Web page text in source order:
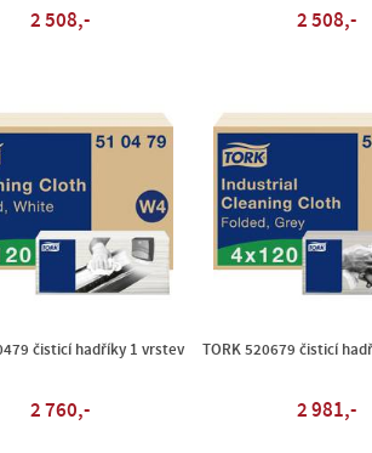
2 508,- 2 508,-
čisticí hadříky 1 vrstev
2 760,-
TORK 520679 čisticí
2 981,-